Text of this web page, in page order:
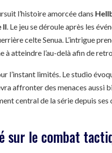
l’histoire amorcée dans
II . Le jeu se déroule après les
celte Senua. L’intrigue
à atteindre l’au-delà afin de
l’instant limités. Le studio
affronter des menaces aussi
central de la série depuis
sur le combat